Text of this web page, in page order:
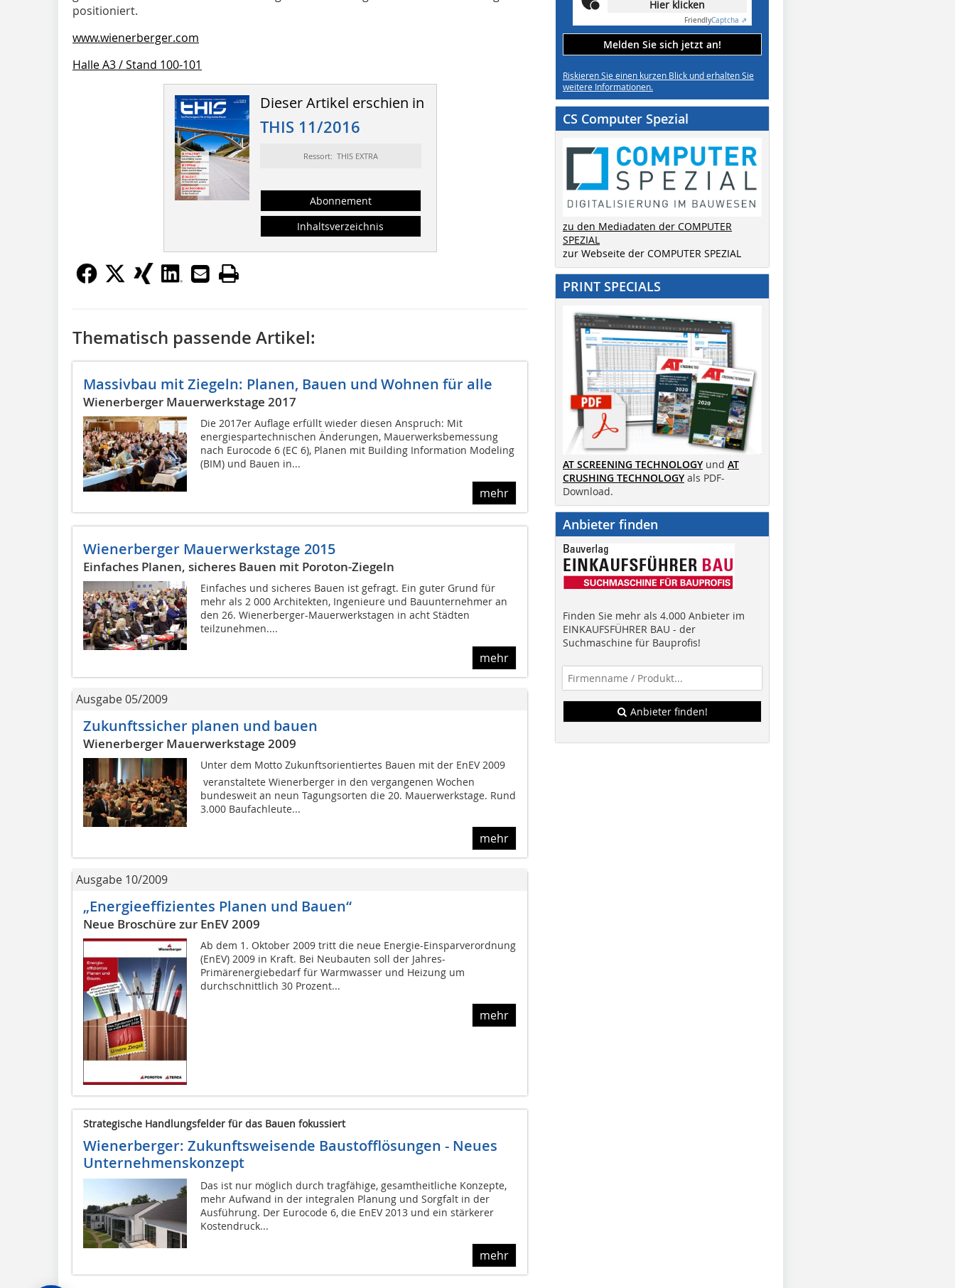
positioniert.
www.wienerberger.com
Halle A3 / Stand 100-101
Dieser Artikel erschien in
THIS 11/2016
Ressort: THIS EXTRA
Abonnement
Inhaltsverzeichnis
Thematisch passende Artikel:
Massivbau mit Ziegeln: Planen, Bauen und Wohnen für alle
Wienerberger Mauerwerkstage 2017
Die 2017er Auflage erfüllt wieder diesen Anspruch: Mit
energiespartechnischen Änderungen, Mauerwerksbemessung
nach Eurocode 6 (EC 6), Planen mit Building Information Modeling
(BIM) und Bauen in...
mehr
Wienerberger Mauerwerkstage 2015
Einfaches Planen, sicheres Bauen mit Poroton-Ziegeln
Einfaches und sicheres Bauen ist gefragt. Ein guter Grund für
mehr als 2 000 Architekten, Ingenieure und Bauunternehmer an
den 26. Wienerberger-Mauerwerkstagen in acht Städten
teilzunehmen....
mehr
Ausgabe 05/2009
Zukunftssicher planen und bauen
Wienerberger Mauerwerkstage 2009
Unter dem Motto Zukunftsorientiertes Bauen mit der EnEV 2009
veranstaltete Wienerberger in den vergangenen Wochen
bundesweit an neun Tagungsorten die 20. Mauerwerkstage. Rund
3.000 Baufachleute...
mehr
Ausgabe 10/2009
„Energieeffizientes Planen und Bauen“
Neue Broschüre zur EnEV 2009
Ab dem 1. Oktober 2009 tritt die neue Energie-Einsparverordnung
(EnEV) 2009 in Kraft. Bei Neubauten soll der Jahres-
Primärenergiebedarf für Warmwasser und Heizung um
durchschnittlich 30 Prozent...
mehr
Strategische Handlungsfelder für das Bauen fokussiert
Wienerberger: Zukunftsweisende Baustofflösungen - Neues
Unternehmenskonzept
Das ist nur möglich durch tragfähige, gesamtheitliche Konzepte,
mehr Aufwand in der integralen Planung und Sorgfalt in der
Ausführung. Der Eurocode 6, die EnEV 2013 und ein stärkerer
Kostendruck...
mehr
Hier klicken
FriendlyCaptcha ⇗
Melden Sie sich jetzt an!
Riskieren Sie einen kurzen Blick und erhalten Sie
weitere Informationen.
CS Computer Spezial
zu den Mediadaten der COMPUTER
SPEZIAL
zur Webseite der COMPUTER SPEZIAL
PRINT SPECIALS
AT SCREENING TECHNOLOGY und AT
CRUSHING TECHNOLOGY als PDF-
Download.
Anbieter finden
Finden Sie mehr als 4.000 Anbieter im
EINKAUFSFÜHRER BAU - der
Suchmaschine für Bauprofis!
Anbieter finden!